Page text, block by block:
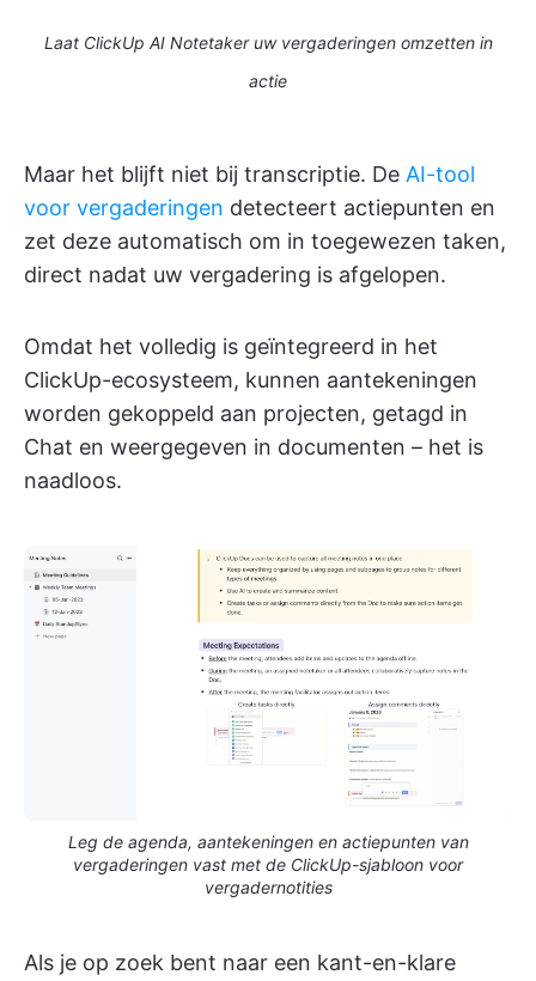
Laat ClickUp AI Notetaker uw vergaderingen omzetten in
actie
Maar het blijft niet bij transcriptie. De AI-tool
voor vergaderingen detecteert actiepunten en
zet deze automatisch om in toegewezen taken,
direct nadat uw vergadering is afgelopen.
Omdat het volledig is geïntegreerd in het
ClickUp-ecosysteem, kunnen aantekeningen
worden gekoppeld aan projecten, getagd in
Chat en weergegeven in documenten – het is
naadloos.
Leg de agenda, aantekeningen en actiepunten van
vergaderingen vast met de ClickUp-sjabloon voor
vergadernotities
Als je op zoek bent naar een kant-en-klare